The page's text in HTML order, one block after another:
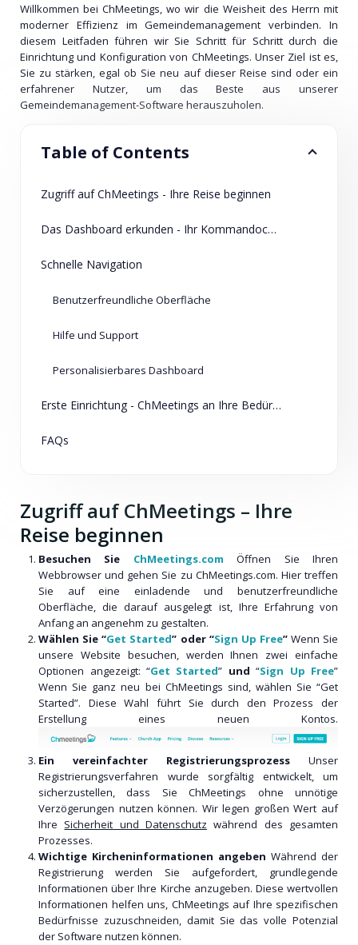
Willkommen bei ChMeetings, wo wir die Weisheit des Herrn mit
moderner Effizienz im Gemeindemanagement verbinden. In
diesem Leitfaden führen wir Sie Schritt für Schritt durch die
Einrichtung und Konfiguration von ChMeetings. Unser Ziel ist es,
Sie zu stärken, egal ob Sie neu auf dieser Reise sind oder ein
erfahrener Nutzer, um das Beste aus unserer
Gemeindemanagement-Software herauszuholen.
Table of Contents
Zugriff auf ChMeetings - Ihre Reise beginnen
Das Dashboard erkunden - Ihr Kommandocenter
Schnelle Navigation
Benutzerfreundliche Oberfläche
Hilfe und Support
Personalisierbares Dashboard
Erste Einrichtung - ChMeetings an Ihre Bedürfnisse anpassen
FAQs
Zugriff auf ChMeetings – Ihre
Reise beginnen
Besuchen Sie ChMeetings.com
Öffnen Sie Ihren
Webbrowser und gehen Sie zu ChMeetings.com. Hier treffen
Sie auf eine einladende und benutzerfreundliche
Oberfläche, die darauf ausgelegt ist, Ihre Erfahrung von
Anfang an angenehm zu gestalten.
Wählen Sie “Get Started” oder “Sign Up Free” Wenn Sie
unsere Website besuchen, werden Ihnen zwei einfache
Optionen angezeigt: “Get Started” und “Sign Up Free”
Wenn Sie ganz neu bei ChMeetings sind, wählen Sie “Get
Started”. Diese Wahl führt Sie durch den Prozess der
Erstellung eines neuen Kontos.
Ein vereinfachter Registrierungsprozess Unser
Registrierungsverfahren wurde sorgfältig entwickelt, um
sicherzustellen, dass Sie ChMeetings ohne unnötige
Verzögerungen nutzen können. Wir legen großen Wert auf
Ihre Sicherheit und Datenschutz während des gesamten
Prozesses.
Wichtige Kircheninformationen angebenWährend der
Registrierung werden Sie aufgefordert, grundlegende
Informationen über Ihre Kirche anzugeben. Diese wertvollen
Informationen helfen uns, ChMeetings auf Ihre spezifischen
Bedürfnisse zuzuschneiden, damit Sie das volle Potenzial
der Software nutzen können.